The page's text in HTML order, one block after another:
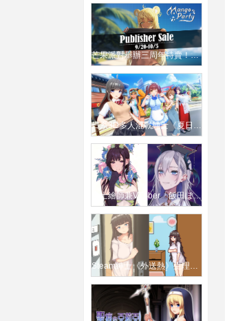
芒果派對舉辦三周年特賣！超過50款紳士遊戲折扣優惠 錢包乾了弟弟也哭了
日系3D多人混戰紳士《夏日假期》宣布製作海外版！
紳士繪師兼VTuber「飯田ぽち」宣布停止直播與工作、將專心養病
Steam紳士《外送熱》生理需求也能叫外送！「騎」上門餵飽飢渴女客人